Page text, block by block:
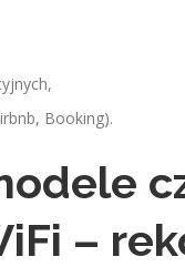
Booking).
–